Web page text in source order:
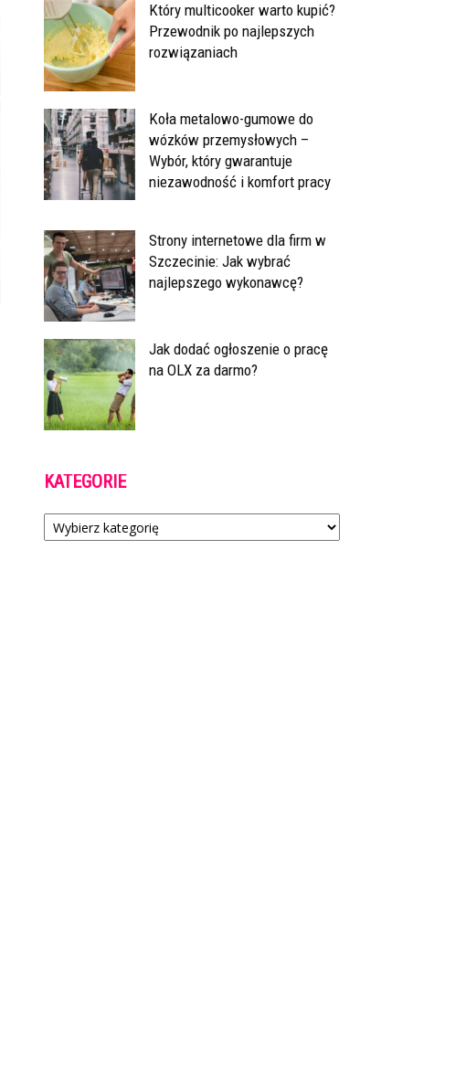
Który multicooker warto kupić?
Przewodnik po najlepszych
rozwiązaniach
Koła metalowo-gumowe do
wózków przemysłowych –
Wybór, który gwarantuje
niezawodność i komfort pracy
Strony internetowe dla firm w
Szczecinie: Jak wybrać
najlepszego wykonawcę?
Jak dodać ogłoszenie o pracę
na OLX za darmo?
KATEGORIE
Kategorie